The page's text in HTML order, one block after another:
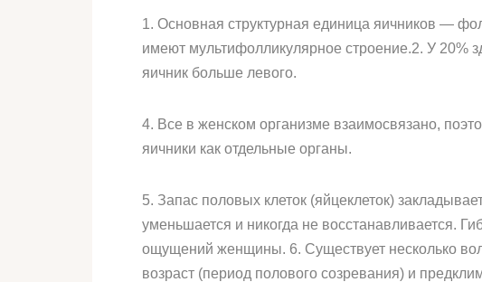
1. Основная структурная единица яичников —
имеют мультифолликулярное строение.2. У 20%
яичник больше левого.
4. Все в женском организме взаимосвязано,
яичники как отдельные органы.
5. Запас половых клеток (яйцеклеток)
уменьшается и никогда не восстанавливается.
ощущений женщины. 6. Существует несколько
возраст (период полового созревания) и